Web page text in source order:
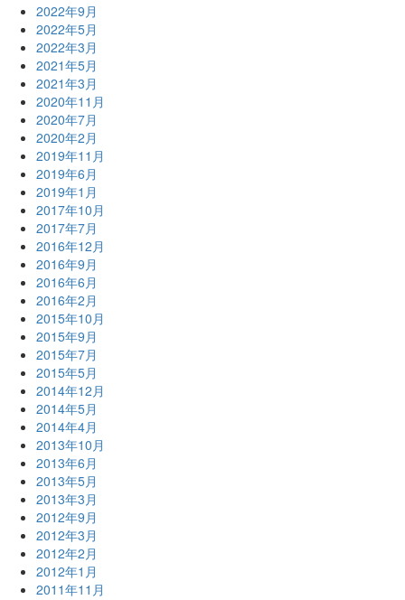
2022年9月
2022年5月
2022年3月
2021年5月
2021年3月
2020年11月
2020年7月
2020年2月
2019年11月
2019年6月
2019年1月
2017年10月
2017年7月
2016年12月
2016年9月
2016年6月
2016年2月
2015年10月
2015年9月
2015年7月
2015年5月
2014年12月
2014年5月
2014年4月
2013年10月
2013年6月
2013年5月
2013年3月
2012年9月
2012年3月
2012年2月
2012年1月
2011年11月